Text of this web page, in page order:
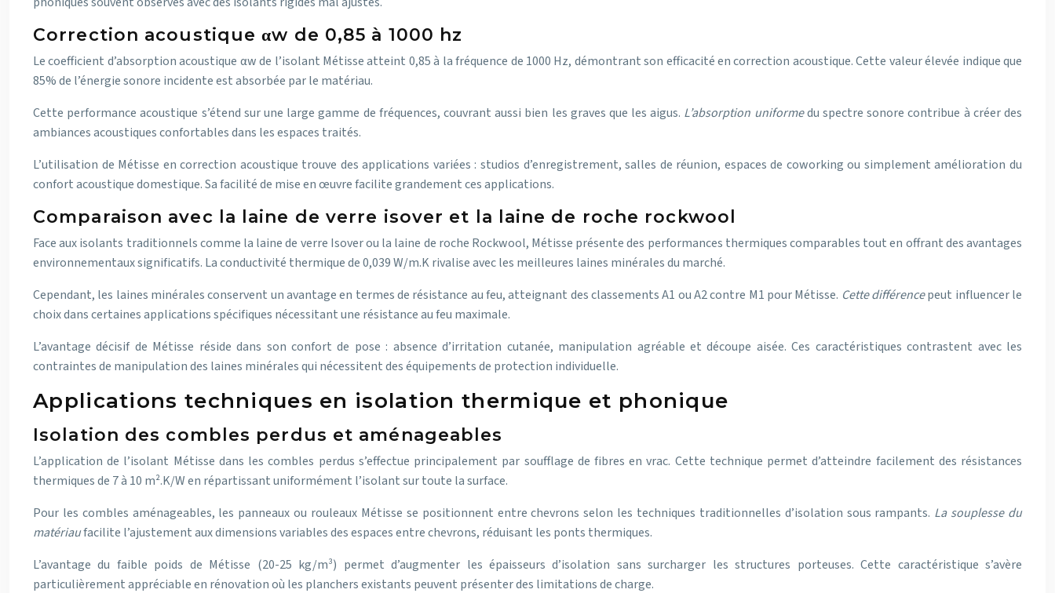
Correction acoustique αw de 0,85 à 1000 hz
Le coefficient d’absorption acoustique αw de l’isolant Métisse atteint 0,85 à la fréquence de 1000 Hz, démontrant son efficacité en correction acoustique. Cette valeur élevée indique que
85% de l’énergie sonore incidente est absorbée par le matériau.
Cette performance acoustique s’étend sur une large gamme de fréquences, couvrant aussi bien les graves que les aigus. L’absorption uniformedu spectre sonore contribue à créer des
ambiances acoustiques confortables dans les espaces traités.
L’utilisation de Métisse en correction acoustique trouve des applications variées : studios d’enregistrement, salles de réunion, espaces de coworking ou simplement amélioration du
confort acoustique domestique. Sa facilité de mise en œuvre facilite grandement ces applications.
Comparaison avec la laine de verre isover et la laine de roche rockwool
Face aux isolants traditionnels comme la laine de verre Isover ou la laine de roche Rockwool, Métisse présente des performances thermiques comparables tout en offrant des avantages
environnementaux significatifs. La conductivité thermique de 0,039 W/m.K rivalise avec les meilleures laines minérales du marché.
Cependant, les laines minérales conservent un avantage en termes de résistance au feu, atteignant des classements A1 ou A2 contre M1 pour Métisse. Cette différencepeut influencer le
choix dans certaines applications spécifiques nécessitant une résistance au feu maximale.
L’avantage décisif de Métisse réside dans son confort de pose : absence d’irritation cutanée, manipulation agréable et découpe aisée. Ces caractéristiques contrastent avec les
contraintes de manipulation des laines minérales qui nécessitent des équipements de protection individuelle.
Applications techniques en isolation thermique et phonique
Isolation des combles perdus et aménageables
L’application de l’isolant Métisse dans les combles perdus s’effectue principalement par soufflage de fibres en vrac. Cette technique permet d’atteindre facilement des résistances
thermiques de 7 à 10 m².K/W en répartissant uniformément l’isolant sur toute la surface.
Pour les combles aménageables, les panneaux ou rouleaux Métisse se positionnent entre chevrons selon les techniques traditionnelles d’isolation sous rampants. La souplesse du
matériaufacilite l’ajustement aux dimensions variables des espaces entre chevrons, réduisant les ponts thermiques.
L’avantage du faible poids de Métisse (20-25 kg/m³) permet d’augmenter les épaisseurs d’isolation sans surcharger les structures porteuses. Cette caractéristique s’avère
particulièrement appréciable en rénovation où les planchers existants peuvent présenter des limitations de charge.